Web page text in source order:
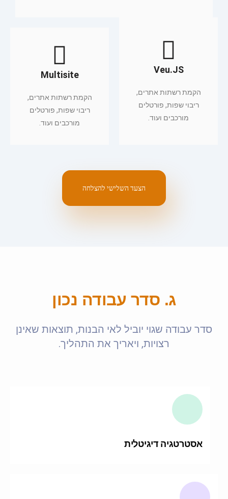
Veu.JS
הקמת רשתות אתרים,
ריבוי שפות, פורטלים
מורכבים ועוד.
Multisite
הקמת רשתות אתרים,
ריבוי שפות, פורטלים
מורכבים ועוד.
הצעד השלישי להצלחה
ג. סדר עבודה נכון
סדר עבודה שגוי יוביל לאי הבנות, תוצאות שאינן
רצויות, ויאריך את התהליך.
אסטרטגיה דיגיטלית